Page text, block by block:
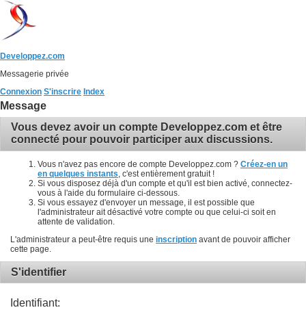
Developpez.com
Messagerie privée
Connexion S'inscrire Index
Message
Vous devez avoir un compte Developpez.com et être
connecté pour pouvoir participer aux discussions.
Vous n'avez pas encore de compte Developpez.com ? Créez-en un
en quelques instants , c'est entièrement gratuit !
Si vous disposez déjà d'un compte et qu'il est bien activé, connectez-
vous à l'aide du formulaire ci-dessous.
Si vous essayez d'envoyer un message, il est possible que
l'administrateur ait désactivé votre compte ou que celui-ci soit en
attente de validation.
L'administrateur a peut-être requis une inscription avant de pouvoir afficher
cette page.
S'identifier
Identifiant: